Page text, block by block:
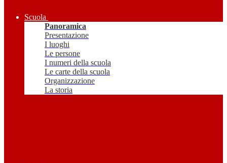
Scuola
Panoramica
Presentazione
I luoghi
Le persone
I numeri della scuola
Le carte della scuola
Organizzazione
La storia